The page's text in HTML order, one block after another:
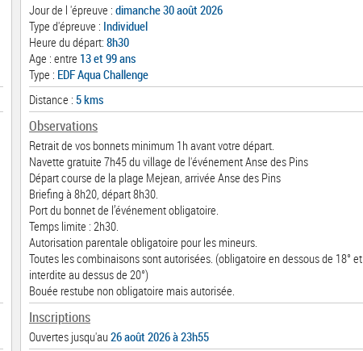
Jour de l 'épreuve : dimanche 30 août 2026
Type d'épreuve : Individuel
Heure du départ: 8h30
Age : entre 13 et 99 ans
Type : EDF Aqua Challenge
Distance : 5 kms
Observations
Retrait de vos bonnets minimum 1h avant votre départ.
Navette gratuite 7h45 du village de l'événement Anse des Pins
Départ course de la plage Mejean, arrivée Anse des Pins
Briefing à 8h20, départ 8h30.
Port du bonnet de l’événement obligatoire.
Temps limite : 2h30.
Autorisation parentale obligatoire pour les mineurs.
Toutes les combinaisons sont autorisées. (obligatoire en dessous de 18° et
interdite au dessus de 20°)
Bouée restube non obligatoire mais autorisée.
Inscriptions
Ouvertes jusqu'au26 août 2026 à 23h55